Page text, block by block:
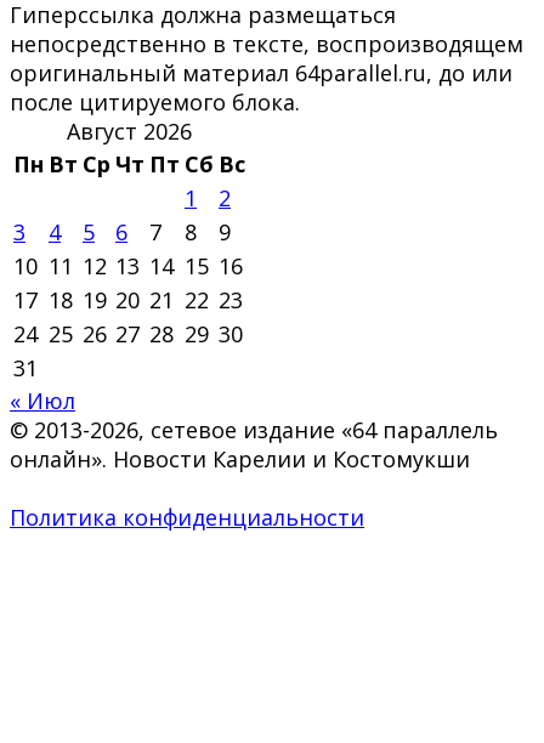
Гиперссылка должна размещаться
непосредственно в тексте, воспроизводящем
оригинальный материал 64parallel.ru, до или
после цитируемого блока.
Август 2026
Пн Вт Ср Чт Пт Сб Вс
1
2
3
4 5 6 7 8
9
10 11 12 13 14 15 16
17 18 19 20 21 22 23
24 25 26 27 28 29 30
31
« Июл
© 2013-2026, сетевое издание «64 параллель
онлайн». Новости Карелии и Костомукши
Политика конфиденциальности